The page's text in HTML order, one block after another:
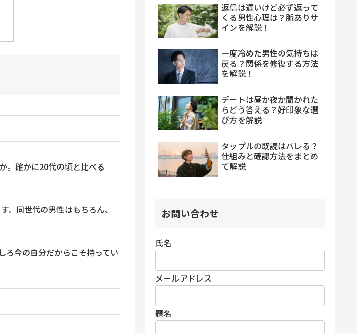
。確かに20代の頃と比べる
。同世代の男性はもちろん、
ろ今の自分だからこそ持ってい
返信は遅いけど必ず返って
くる男性心理は？脈ありサ
インを解説！
一度冷めた男性の気持ちは
戻る？関係を修復する方法
を解説！
デートは昼か夜か聞かれた
らどう答える？好印象な選
び方を解説
タップルの既読はバレる？
仕組みと確認方法をまとめ
て解説
お問い合わせ
氏名
メールアドレス
題名